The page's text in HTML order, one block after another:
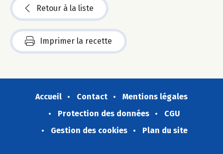
Retour à la liste
Imprimer la recette
Accueil Contact
Mentions légales
Protection des données
CGU
Gestion des cookies
Plan du site